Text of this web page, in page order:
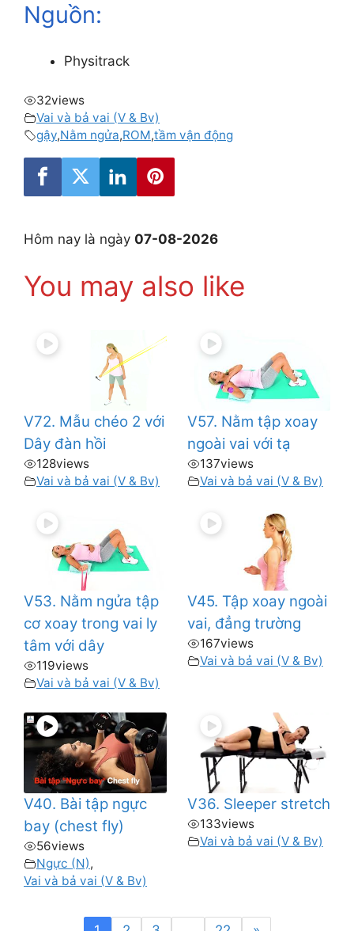
Nguồn:
Physitrack
32views
Vai và bả vai (V & Bv)
gậy,Nằm ngửa,ROM,tầm vận động
Hôm nay là ngày 07-08-2026
You may also like
V72. Mẫu chéo 2 với
Dây đàn hồi
128views
Vai và bả vai (V & Bv)
V57. Nằm tập xoay
ngoài vai với tạ
137views
Vai và bả vai (V & Bv)
V53. Nằm ngửa tập
cơ xoay trong vai ly
tâm với dây
119views
Vai và bả vai (V & Bv)
V45. Tập xoay ngoài
vai, đẳng trường
167views
Vai và bả vai (V & Bv)
V40. Bài tập ngực
bay (chest fly)
56views
Ngực (N),
Vai và bả vai (V & Bv)
V36. Sleeper stretch
133views
Vai và bả vai (V & Bv)